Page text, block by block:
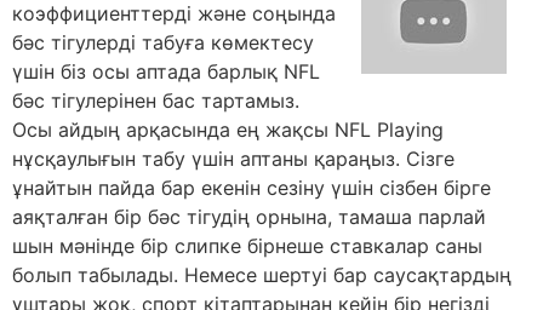
коэффициенттерді және соңында
бәс тігулерді табуға көмектесу
үшін біз осы аптада барлық NFL
бәс тігулерінен бас тартамыз.
Осы айдың арқасында ең жақсы NFL Playing
нұсқаулығын табу үшін аптаны қараңыз. Сізге
ұнайтын пайда бар екенін сезіну үшін сізбен бірге
аяқталған бір бәс тігудің орнына, тамаша парлай
шын мәнінде бір слипке бірнеше ставкалар саны
болып табылады. Немесе шертуі бар саусақтардың
ұштары жоқ, спорт кітаптарынан кейін бір негізді